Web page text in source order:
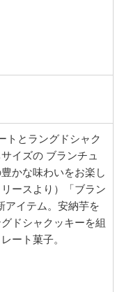
トとラングドシャク
イズの ブランチュ
かな味わいをお楽し
ースより）「ブラン
アイテム。安納芋を
ドシャクッキーを組
ート菓子。